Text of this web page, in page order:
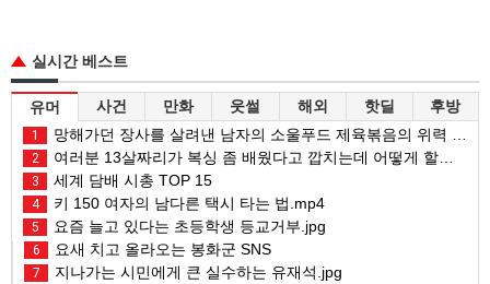
실시간 베스트
유머 사건 만화 웃썰 해외 핫딜 후방
1 망해가던 장사를 살려낸 남자의 소울푸드 제육볶음의 위력 ㅋㅋ
2 여러분 13살짜리가 복싱 좀 배웠다고 깝치는데 어떻게 할까요?
3 세계 담배 시총 TOP 15
4 키 150 여자의 남다른 택시 타는 법.mp4
5 요즘 늘고 있다는 초등학생 등교거부.jpg
6 요새 치고 올라오는 봉화군 SNS
7 지나가는 시민에게 큰 실수하는 유재석.jpg